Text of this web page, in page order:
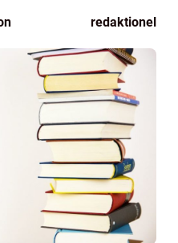
redaktionel